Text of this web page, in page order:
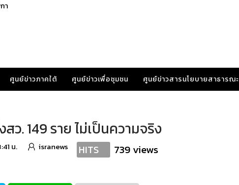
า
ศูนย์ข่าวภาคใต้ ศูนย์ข่าวเพื่อชุมชน ศูนย์ข่าวสารนโยบายสาธารณะ
ว. 149 ราย ไม่เป็นความจริง
น. isranews HITS 739 views